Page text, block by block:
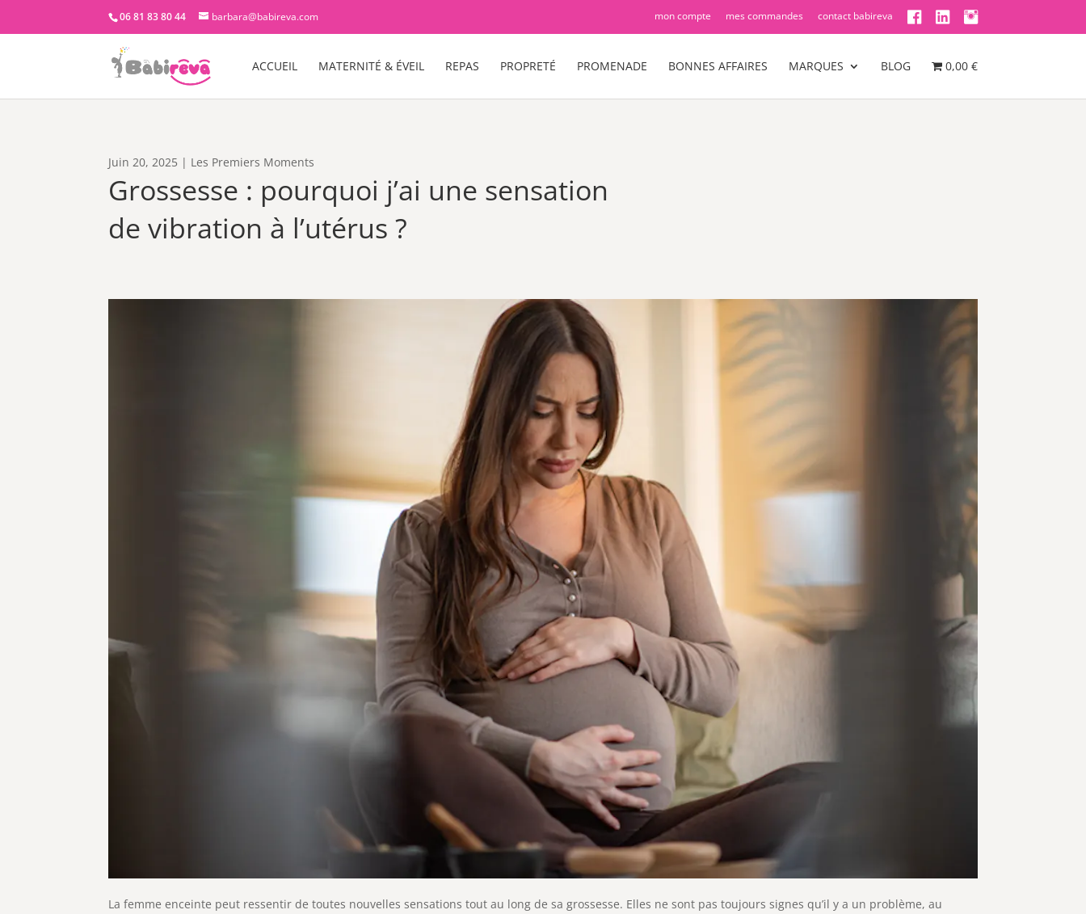
06 81 83 80 44 barbara@babireva.com mon compte mes commandes contact babireva
ACCUEIL MATERNITÉ & ÉVEIL REPAS PROPRETÉ PROMENADE BONNES AFFAIRES MARQUES BLOG 0,00 €
Juin 20, 2025 | Les Premiers Moments
Grossesse : pourquoi j’ai une sensation
de vibration à l’utérus ?
La femme enceinte peut ressentir de toutes nouvelles sensations tout au long de sa grossesse. Elles ne sont pas toujours signes qu’il y a un problème, au